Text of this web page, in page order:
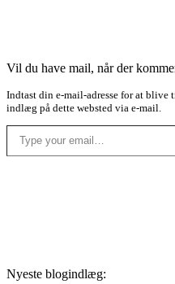
Vil du have mail, når der
Indtast din e-mail-adresse for at blive
indlæg på dette websted via e-mail.
Type your email…
Nyeste blogindlæg: